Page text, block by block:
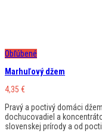
Obľúbené
Marhuľový džem
4,35 €
Pravý a poctivý domáci
dochucovadiel a
slovenskej prírody a od